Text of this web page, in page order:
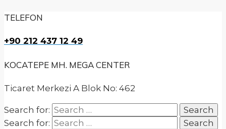
TELEFON
+90 212 437 12 49
KOCATEPE MH. MEGA CENTER
Ticaret Merkezi A Blok No: 462
Search for:
Search for: